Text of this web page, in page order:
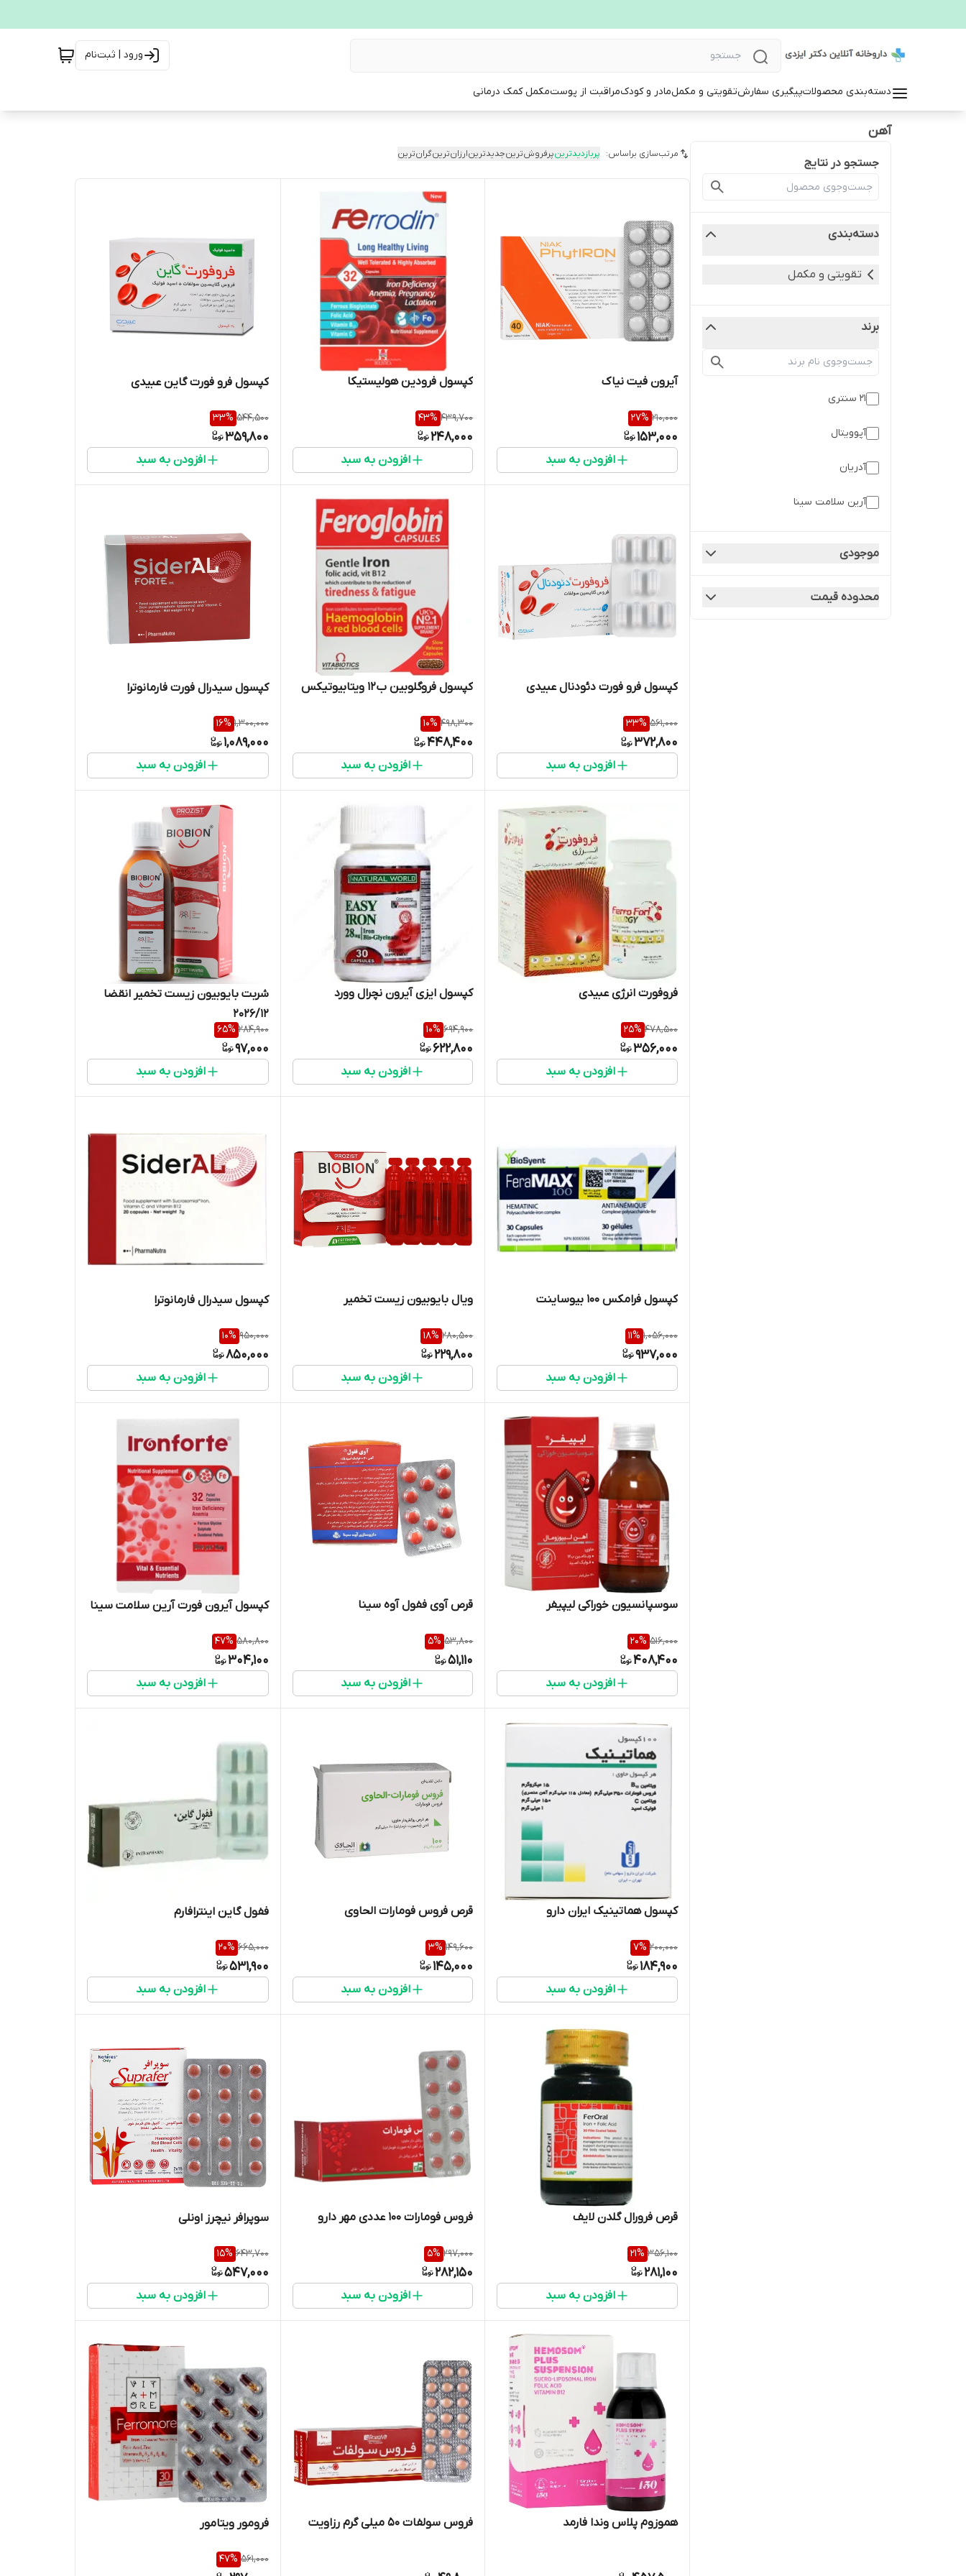
ورود | ثبت‌نام
دسته‌بندی محصولاتپیگیری سفارشتقویتی و مکملمادر و کودکمراقبت از پوستمکمل کمک درمانی
آهن
جستجو در نتایج
دسته‌بندی
تقویتی و مکمل
برند
21 سنتری
آپوویتال
آدریان
آرین سلامت سینا
آوه سینا
موجودی
محدوده قیمت
مرتب‌سازی براساس: پربازدیدترینپرفروش‌ترینجدیدترینارزان‌ترینگران‌ترین
آیرون فیت نیاک
210,000
27%
153,000
افزودن به سبد
کپسول فرودین هولیستیکا
439,700
43%
248,000
افزودن به سبد
کپسول فرو فورت گاین عبیدی
544,500
33%
359,800
افزودن به سبد
کپسول فرو فورت دئودنال عبیدی
561,000
33%
372,800
افزودن به سبد
کپسول فروگلوبین ب12 ویتابیوتیکس
498,300
10%
448,400
افزودن به سبد
کپسول سیدرال فورت فارمانوترا
1,300,000
16%
1,089,000
افزودن به سبد
فروفورت انرژی عبیدی
478,500
25%
356,000
افزودن به سبد
کپسول ایزی آیرون نچرال وورد
694,900
10%
622,800
افزودن به سبد
شربت بایوبیون زیست تخمیر انقضا
2026/12
284,900
65%
97,000
افزودن به سبد
کپسول فرامکس 100 بیوساینت
1,056,000
11%
937,000
افزودن به سبد
ویال بایوبیون زیست تخمیر
280,500
18%
229,800
افزودن به سبد
کپسول سیدرال فارمانوترا
950,000
10%
850,000
افزودن به سبد
سوسپانسیون خوراکی لیپیفر
516,000
20%
408,400
افزودن به سبد
قرص آوی ففول آوه سینا
53,800
5%
51,110
افزودن به سبد
کپسول آیرون فورت آرین سلامت سینا
580,800
47%
304,100
افزودن به سبد
کپسول هماتینیک ایران دارو
200,000
7%
184,900
افزودن به سبد
قرص فروس فومارات الحاوی
149,600
3%
145,000
افزودن به سبد
ففول گاین اینترافارم
665,000
20%
531,900
افزودن به سبد
قرص فرورال گلدن لایف
356,100
21%
281,100
افزودن به سبد
فروس فومارات 100 عددی مهر دارو
297,000
5%
282,150
افزودن به سبد
سوپرافر نیچرز اونلی
643,700
15%
547,000
افزودن به سبد
هموزوم پلاس وندا فارمد فروس سولفات 50 میلی گرم رزاویت فرومور ویتامور
561,000
47%